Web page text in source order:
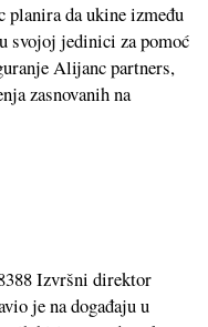
planira da ukine između
svojoj jedinici za pomoć
Alijanc partners,
zasnovanih na
Izvršni direktor
je na događaju u